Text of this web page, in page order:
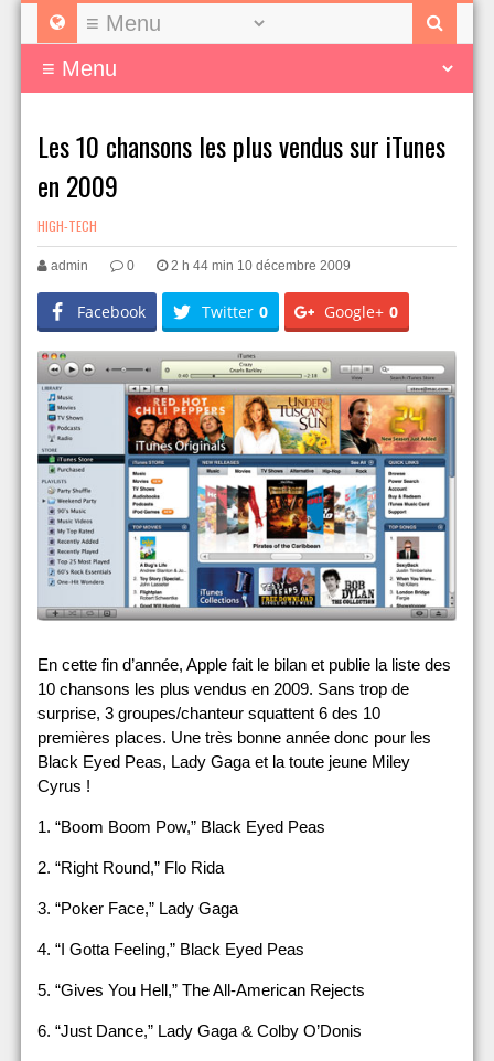
Les 10 chansons les plus vendus sur iTunes
en 2009
HIGH-TECH
admin 0 2 h 44 min 10 décembre 2009
Facebook Twitter 0 Google+ 0
En cette fin d’année, Apple fait le bilan et publie la liste des
10 chansons les plus vendus en 2009. Sans trop de
surprise, 3 groupes/chanteur squattent 6 des 10
premières places. Une très bonne année donc pour les
Black Eyed Peas, Lady Gaga et la toute jeune Miley
Cyrus !
1. “Boom Boom Pow,” Black Eyed Peas
2. “Right Round,” Flo Rida
3. “Poker Face,” Lady Gaga
4. “I Gotta Feeling,” Black Eyed Peas
5. “Gives You Hell,” The All-American Rejects
6. “Just Dance,” Lady Gaga & Colby O’Donis